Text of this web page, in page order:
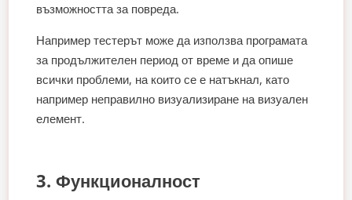
възможността за повреда.
Например тестерът може да използва програмата
за продължителен период от време и да опише
всички проблеми, на които се е натъкнал, като
например неправилно визуализиране на визуален
елемент.
3. Функционалност